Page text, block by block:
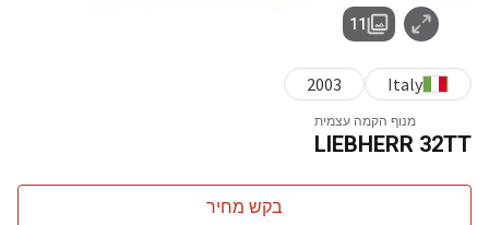
מנוף הקמה עצמית
LIEBHERR 32TT
11
Italy
2003
בקש מחיר